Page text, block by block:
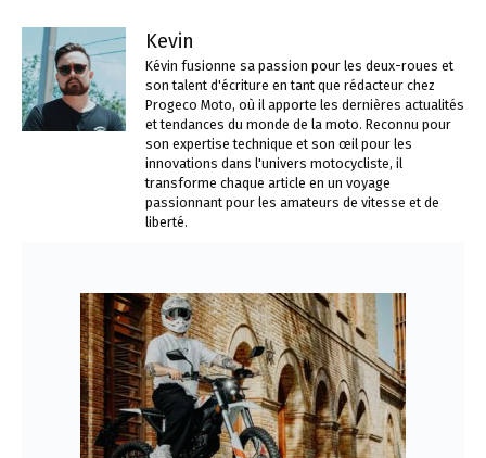
Kevin
Kévin fusionne sa passion pour les deux-roues et
son talent d'écriture en tant que rédacteur chez
Progeco Moto, où il apporte les dernières actualités
et tendances du monde de la moto. Reconnu pour
son expertise technique et son œil pour les
innovations dans l'univers motocycliste, il
transforme chaque article en un voyage
passionnant pour les amateurs de vitesse et de
liberté.